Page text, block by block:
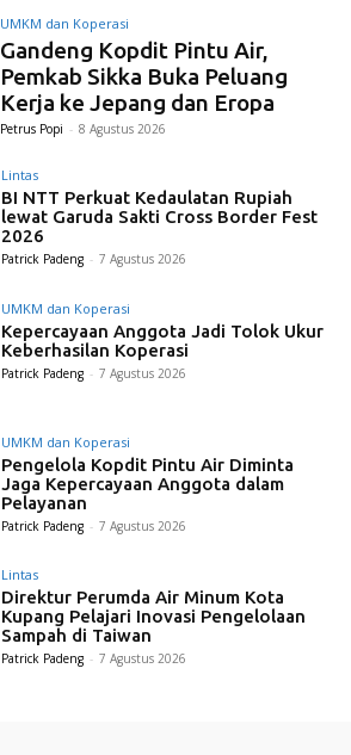
UMKM dan Koperasi
Gandeng Kopdit Pintu Air,
Pemkab Sikka Buka Peluang
Kerja ke Jepang dan Eropa
Petrus Popi - 8 Agustus 2026
Lintas
BI NTT Perkuat Kedaulatan Rupiah
lewat Garuda Sakti Cross Border Fest
2026
Patrick Padeng - 7 Agustus 2026
UMKM dan Koperasi
Kepercayaan Anggota Jadi Tolok Ukur
Keberhasilan Koperasi
Patrick Padeng - 7 Agustus 2026
UMKM dan Koperasi
Pengelola Kopdit Pintu Air Diminta
Jaga Kepercayaan Anggota dalam
Pelayanan
Patrick Padeng - 7 Agustus 2026
Lintas
Direktur Perumda Air Minum Kota
Kupang Pelajari Inovasi Pengelolaan
Sampah di Taiwan
Patrick Padeng - 7 Agustus 2026